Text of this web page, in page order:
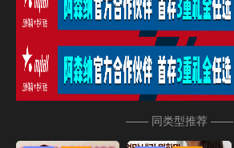
—— 同类型推荐 ——